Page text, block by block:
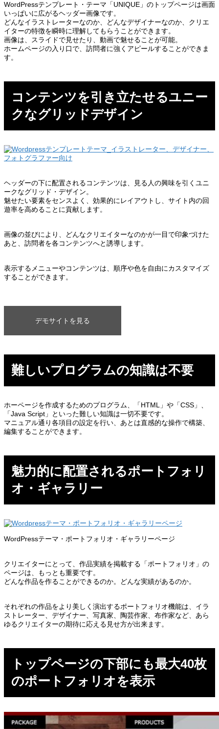
WordPressテンプレート・テーマ「UNIQUE」のトップページは画面
いっぱいに広がるヘッダー画像です。
どんなイラストレーターなのか、どんなデザイナーなのか、クリエ
イターの特徴を瞬時に理解してもらうことができます。
画像は、スライドで見せたり、動画で魅せることが可能。
ホームページの入り口で、訪問者に強くアピールすることができま
す。
コンテンツを引き立たせるユニー
クなグリッドデザイン
ヘッダーの下に配置されるコンテンツは、見る人の興味を引くユニ
ークなグリッド・デザイン。
魅せたい要素をセンスよく、効果的にレイアウトし、サイト内の回
遊率を高めることに貢献します。
画像の並びにより、どんなクリエイターなのかが一目で印象づけた
あと、訪問者を各コンテンツへと誘導します。
表示するメニューやコンテンツは、順序や色を自由にカスタマイズ
することができます。
デモサイトを見る
難しいプログラムの知識は不要
ホーページを作成するためのプログラム、「HTML」や「CSS」、
「Java Script」といった難しい知識は一切不要です。
マニュアル通り各項目の設定を行い、あとは直感的な操作で構築、
編集することができます。
魅力的に配置されるポートフォリ
オ・ギャラリー
WordPressテーマ・ポートフォリオ・ギャラリーページ
クリエイターにとって、作品実績を掲載する「ポートフォリオ」の
ページは、もっとも重要です。
どんな作品を作ることができるのか。どんな実績があるのか。
それぞれの作品をより美しく演出するポートフォリオ機能は、イラ
ストレーター、デザイナー、写真家、陶芸作家、布作家など、あら
ゆるクリエイターの期待に応える見せ方が出来ます。
トップページの下部にも最大40枚
のポートフォリオを表示